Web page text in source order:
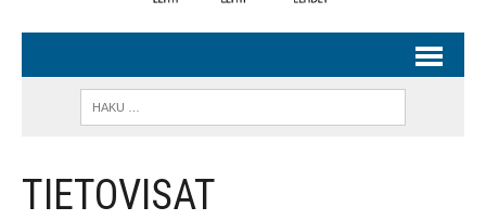
TIETOVISAT